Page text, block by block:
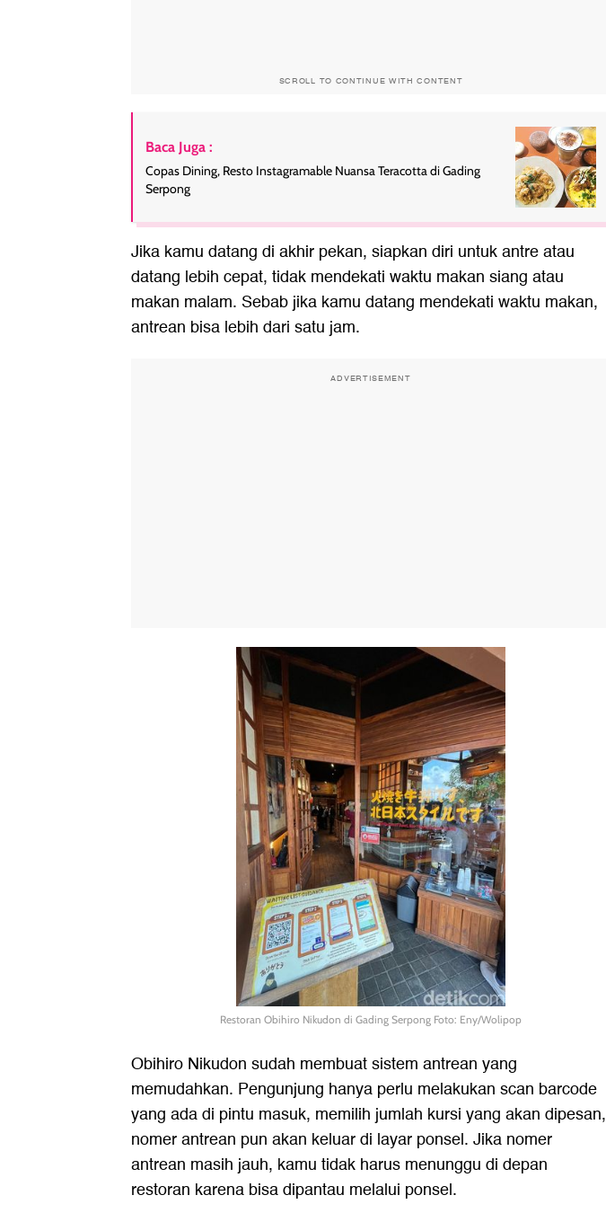
SCROLL TO CONTINUE WITH CONTENT
Baca Juga :
Copas Dining, Resto Instagramable Nuansa Teracotta di Gading
Serpong
Jika kamu datang di akhir pekan, siapkan diri untuk antre atau
datang lebih cepat, tidak mendekati waktu makan siang atau
makan malam. Sebab jika kamu datang mendekati waktu makan,
antrean bisa lebih dari satu jam.
ADVERTISEMENT
Restoran Obihiro Nikudon di Gading Serpong Foto: Eny/Wolipop
Obihiro Nikudon sudah membuat sistem antrean yang
memudahkan. Pengunjung hanya perlu melakukan scan barcode
yang ada di pintu masuk, memilih jumlah kursi yang akan dipesan,
nomer antrean pun akan keluar di layar ponsel. Jika nomer
antrean masih jauh, kamu tidak harus menunggu di depan
restoran karena bisa dipantau melalui ponsel.